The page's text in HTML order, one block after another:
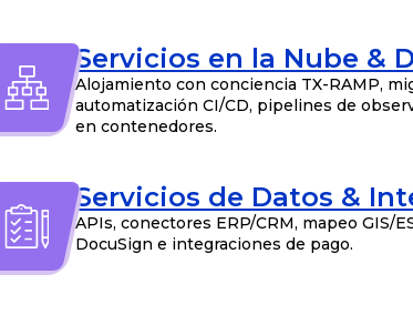
Servicios en la Nube &
Alojamiento con conciencia TX-RAMP,
automatización CI/CD, pipelines de
en contenedores.
Servicios de Datos &
APIs, conectores ERP/CRM, mapeo GIS/
DocuSign e integraciones de pago.